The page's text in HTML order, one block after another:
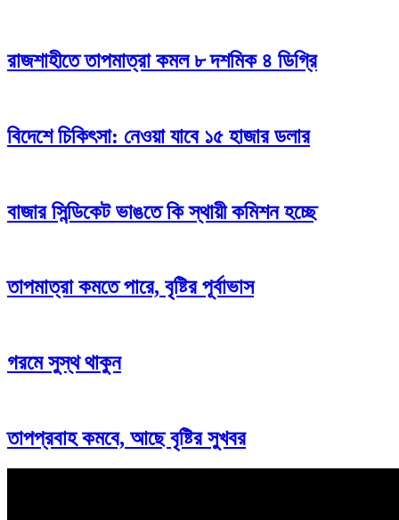
রাজশাহীতে তাপমাত্রা কমল ৮ দশমিক ৪ ডিগ্রি
বিদেশে চিকিৎসা: নেওয়া যাবে ১৫ হাজার ডলার
বাজার সিন্ডিকেট ভাঙতে কি স্থায়ী কমিশন হচ্ছে
তাপমাত্রা কমতে পারে, বৃষ্টির পূর্বাভাস
গরমে সুস্থ থাকুন
তাপপ্রবাহ কমবে, আছে বৃষ্টির সুখবর